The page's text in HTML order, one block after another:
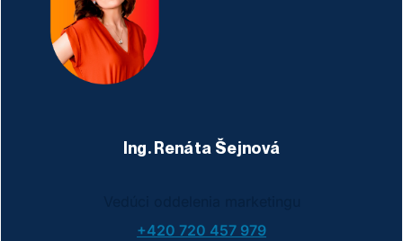
Ing. Renáta Šejnová
+420 720 457 979